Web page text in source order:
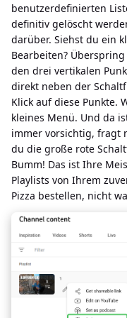
benutzerdefinierten
definitiv gelöscht
darüber. Siehst du ein
Bearbeiten?
den drei vertikalen
direkt neben der
Klick auf diese Punkte.
kleines Menü. Und da
immer vorsichtig, fragt
du die große rote
Bumm! Das ist Ihre
Playlists von Ihrem
Pizza bestellen, nicht